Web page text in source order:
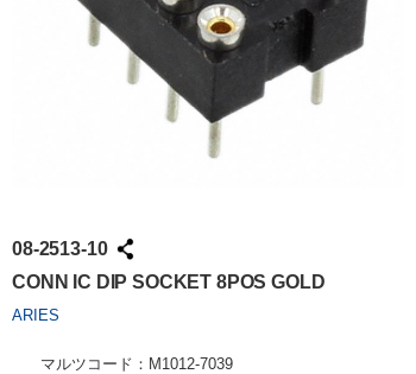
08-2513-10
CONN IC DIP SOCKET 8POS GOLD
ARIES
マルツコード： M1012-7039